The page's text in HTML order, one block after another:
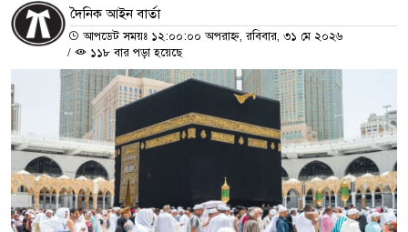
দৈনিক আইন বার্তা
আপডেট সময়ঃ ১২:০০:০০ অপরাহ্ন, রবিবার, ৩১ মে ২০২৬
/
১১৮ বার পড়া হয়েছে